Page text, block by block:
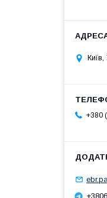
Київ,
+380